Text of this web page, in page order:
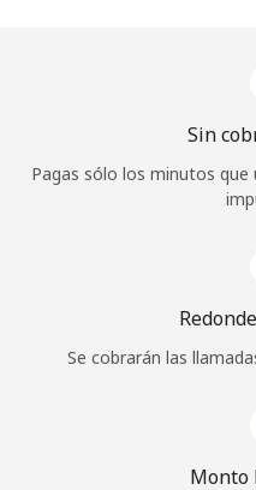
Inicia sesión
Sin
Pagas sólo los minutos
Se cobrarán las
Monto